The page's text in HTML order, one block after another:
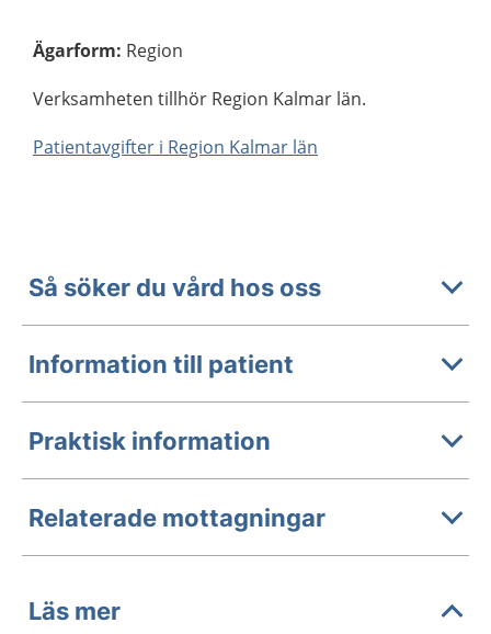
Ägarform: Region
Verksamheten tillhör Region Kalmar län.
Patientavgifter i Region Kalmar län
Så söker du vård hos oss
Information till patient
Praktisk information
Relaterade mottagningar
Läs mer